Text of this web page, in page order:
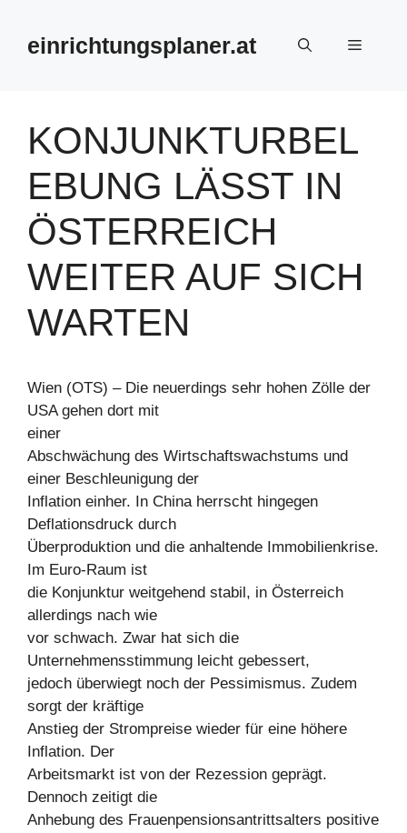
springeneinrichtungsplaner.at Menü
KONJUNKTURBEL
EBUNG LÄSST IN
ÖSTERREICH
WEITER AUF SICH
WARTEN
Wien (OTS) – Die neuerdings sehr hohen Zölle der
USA gehen dort mit
einer
Abschwächung des Wirtschaftswachstums und
einer Beschleunigung der
Inflation einher. In China herrscht hingegen
Deflationsdruck durch
Überproduktion und die anhaltende Immobilienkrise.
Im Euro-Raum ist
die Konjunktur weitgehend stabil, in Österreich
allerdings nach wie
vor schwach. Zwar hat sich die
Unternehmensstimmung leicht gebessert,
jedoch überwiegt noch der Pessimismus. Zudem
sorgt der kräftige
Anstieg der Strompreise wieder für eine höhere
Inflation. Der
Arbeitsmarkt ist von der Rezession geprägt.
Dennoch zeitigt die
Anhebung des Frauenpensionsantrittsalters positive